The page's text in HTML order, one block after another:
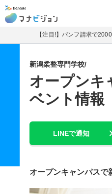
マナビジョン
【注目!】パンフ請求で
新潟柔整専門学校/
オープンキ
ベント情報
LINEで通知
オープンキャンパスで